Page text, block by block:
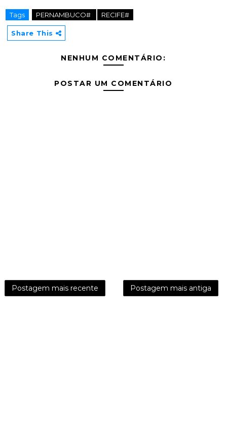
Tags PERNAMBUCO# RECIFE#
Share This
NENHUM COMENTÁRIO:
POSTAR UM COMENTÁRIO
Postagem mais recente Postagem mais antiga